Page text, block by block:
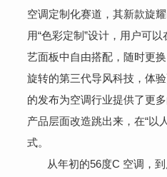
空调定制化赛道，其新款旋
用“色彩定制”设计，用户可
艺面板中自由搭配，随时更
旋转的第三代导风科技，体
的发布为空调行业提供了更
产品层面改造跳出来，在“以
式。
从年初的56度C 空调，